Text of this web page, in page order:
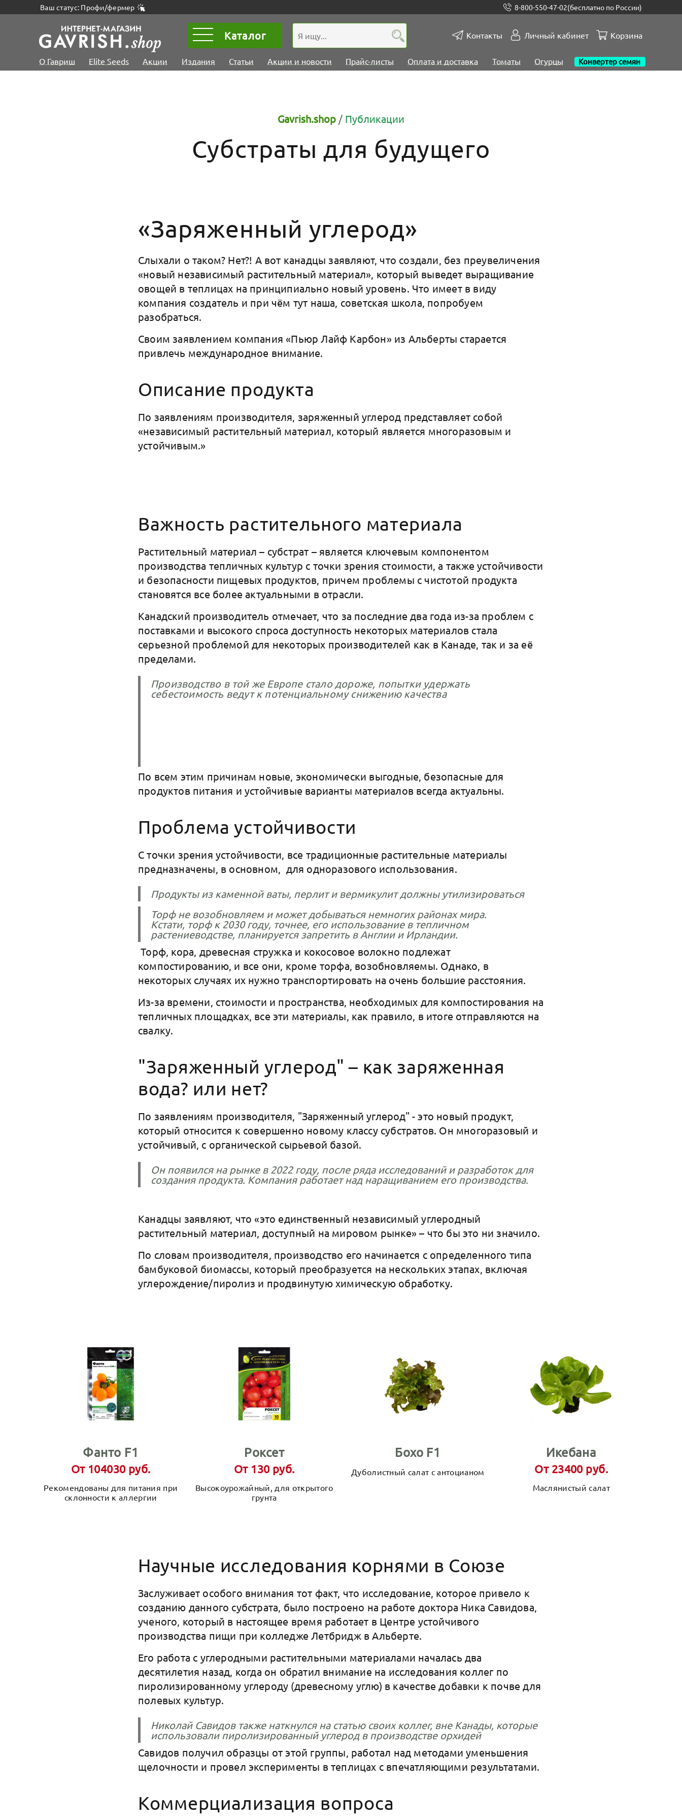
Ваш статус: Профи/фермер 8-800-550-47-02(бесплатно по России)
Каталог Контакты Личный кабинет Корзина
О Гавриш Elite Seeds Акции Издания Статьи Акции и новости Прайс-листы Оплата и доставка Томаты Огурцы Конвертер семян
Gavrish.shop / Публикации
Субстраты для будущего
«Заряженный углерод»
Слыхали о таком? Нет?! А вот канадцы заявляют, что создали, без преувеличения
«новый независимый растительный материал», который выведет выращивание
овощей в теплицах на принципиально новый уровень. Что имеет в виду
компания создатель и при чём тут наша, советская школа, попробуем
разобраться.
Своим заявлением компания «Пьюр Лайф Карбон» из Альберты старается
привлечь международное внимание.
Описание продукта
По заявлениям производителя, заряженный углерод представляет собой
«независимый растительный материал, который является многоразовым и
устойчивым.»
Важность растительного материала
Растительный материал – субстрат – является ключевым компонентом
производства тепличных культур с точки зрения стоимости, а также устойчивости
и безопасности пищевых продуктов, причем проблемы с чистотой продукта
становятся все более актуальными в отрасли.
Канадский производитель отмечает, что за последние два года из-за проблем с
поставками и высокого спроса доступность некоторых материалов стала
серьезной проблемой для некоторых производителей как в Канаде, так и за её
пределами.
Производство в той же Европе стало дороже, попытки удержать
себестоимость ведут к потенциальному снижению качества
По всем этим причинам новые, экономически выгодные, безопасные для
продуктов питания и устойчивые варианты материалов всегда актуальны.
Проблема устойчивости
С точки зрения устойчивости, все традиционные растительные материалы
предназначены, в основном, для одноразового использования.
Продукты из каменной ваты, перлит и вермикулит должны утилизироваться
Торф не возобновляем и может добываться немногих районах мира.
Кстати, торф к 2030 году, точнее, его использование в тепличном
растениеводстве, планируется запретить в Англии и Ирландии.
Торф, кора, древесная стружка и кокосовое волокно подлежат
компостированию, и все они, кроме торфа, возобновляемы. Однако, в
некоторых случаях их нужно транспортировать на очень большие расстояния.
Из-за времени, стоимости и пространства, необходимых для компостирования на
тепличных площадках, все эти материалы, как правило, в итоге отправляются на
свалку.
"Заряженный углерод" – как заряженная
вода? или нет?
По заявлениям производителя, "Заряженный углерод" - это новый продукт,
который относится к совершенно новому классу субстратов. Он многоразовый и
устойчивый, с органической сырьевой базой.
Он появился на рынке в 2022 году, после ряда исследований и разработок для
создания продукта. Компания работает над наращиванием его производства.
Канадцы заявляют, что «это единственный независимый углеродный
растительный материал, доступный на мировом рынке» – что бы это ни значило.
По словам производителя, производство его начинается с определенного типа
бамбуковой биомассы, который преобразуется на нескольких этапах, включая
углерождение/пиролиз и продвинутую химическую обработку.
Фанто F1
От 104030 руб.
Рекомендованы для питания при
склонности к аллергии
Роксет
От 130 руб.
Высокоурожайный, для открытого
грунта
Бохо F1
Дуболистный салат с антоцианом
Икебана
От 23400 руб.
Маслянистый салат
Научные исследования корнями в Союзе
Заслуживает особого внимания тот факт, что исследование, которое привело к
созданию данного субстрата, было построено на работе доктора Ника Савидова,
ученого, который в настоящее время работает в Центре устойчивого
производства пищи при колледже Летбридж в Альберте.
Его работа с углеродными растительными материалами началась два
десятилетия назад, когда он обратил внимание на исследования коллег по
пиролизированному углероду (древесному углю) в качестве добавки к почве для
полевых культур.
Николай Савидов также наткнулся на статью своих коллег, вне Канады, которые
использовали пиролизированный углерод в производстве орхидей
Савидов получил образцы от этой группы, работал над методами уменьшения
щелочности и провел эксперименты в теплицах с впечатляющими результатами.
Коммерциализация вопроса